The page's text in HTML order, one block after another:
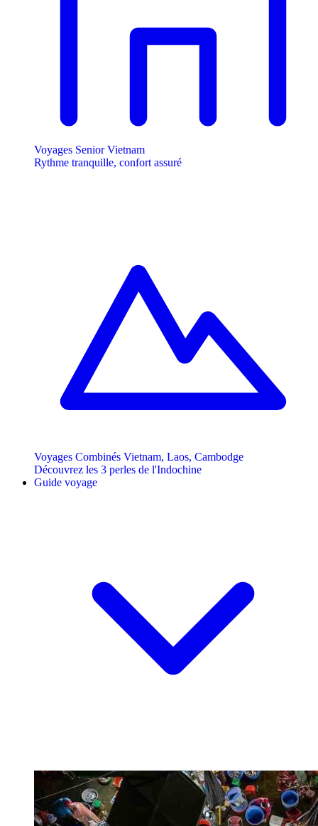
Voyages Senior Vietnam
Rythme tranquille, confort assuré
Voyages Combinés Vietnam, Laos, Cambodge
Découvrez les 3 perles de l'Indochine
Guide voyage